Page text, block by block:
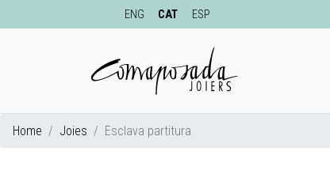
ENG CAT ESP
Home Joies Esclava partitura